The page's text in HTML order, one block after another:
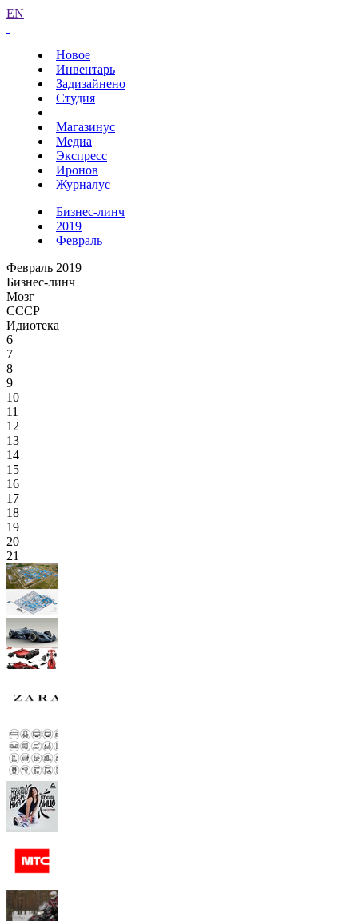
EN
Новое
Инвентарь
Задизайнено
Студия
Магазинус
Медиа
Экспресс
Иронов
Журналус
Бизнес-линч
2019
Февраль
Февраль 2019
Бизнес-линч
Мозг
СССР
Идиотека
6
7
8
9
10
11
12
13
14
15
16
17
18
19
20
21